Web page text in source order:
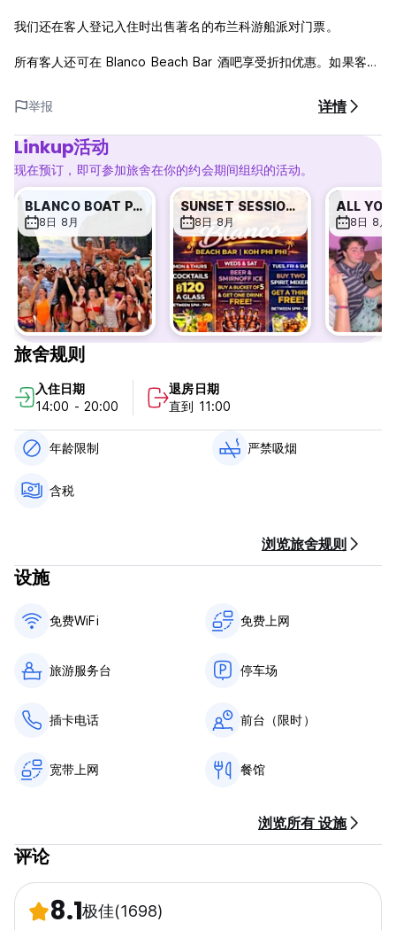
我们还在客人登记入住时出售著名的布兰科游船派对门票。
所有客人还可在 Blanco Beach Bar 酒吧享受折扣优惠。如果客
Hostel 以了解空房情况。
我们提供许多令人兴奋的活动；啤酒乒乓球锦标赛、主题之夜、晚
间游戏、串酒吧、欢乐时光和我们著名的 BLANCO BOAT
PARTY。
我们为您在皮皮岛期间最好的活动提供了丰富的建议！
每周活动见下文：
周二我们有交通灯主题，周四我们有性别扭曲主题之夜，周日除了
服装主题外什么都没有，还有奖品可以赢取！
周三和周六我们有女士之夜，所有购买鸡尾酒桶的女士都将获得免
费背心！
我们著名的 BLANCO BOAT TOUR 每天都会前往著名的玛雅湾！
每周一和周五参加我们的 PUB CRAWL！
请向接待处询问更多信息！
如果您需要更改预订或需要帮助，请发送电子邮件或直接致电我
抵达后： 抵达后： 请向我们的接待处提供您的预订姓名和护照。
出示护照。护照在您逗留期间将被保留，不接受其他形式的身份证
请注意，在抵达前 1-3 天进行的大型团体预订在预订 4 或 6 床位
件，我们将尽力安排大家一起。如果床位未满，我们也不接受团体
预订，即 3 人预订 4 床位宿舍的 4 个床位。请仅预订您需要的床
我们可以在下午 1 点带您前往房间，但在此之前您可以将行李安全
如何到达： 要前往皮皮岛，请从普吉镇的 Rassada 码头或甲米镇
的 Klong Jirad 码头乘坐渡轮。
皮岛的通赛码头。
岛上没有汽车或摩托车，所以唯一的选择就是步行。
举报 详情
Linkup活动
现在预订，即可参加旅舍在你的约会期间组织的活动。
BLANCO BOAT PARTY!!!
8日 8月
SUNSET SESSIONS!
8日 8月 8日 8月
旅舍规则
入住日期
14:00 - 20:00
退房日期
直到 11:00
年龄限制 严禁吸烟
含税
浏览旅舍规则
设施
免费WiFi 免费上网
旅游服务台 停车场
插卡电话 前台（限时）
宽带上网 餐馆
浏览所有 设施
评论
8.1极佳(1698)